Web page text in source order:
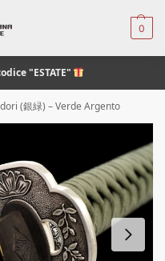
0
"ESTATE"
(銀緑) – Verde Argento